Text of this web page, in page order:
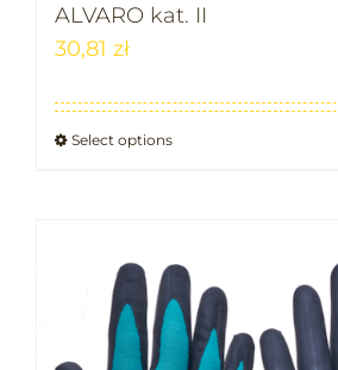
ALVARO kat. II
30,81 zł
Select options